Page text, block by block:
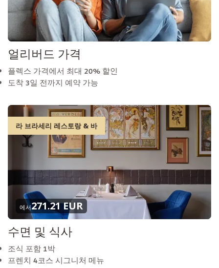
얼리버드 가격
플렉스 가격에서 최대 20% 할인
도착 3일 전까지 예약 가능
라 브라세리 레스토랑 & 바
에서271.21 EUR
수면 및 식사
조식 포함 1박
프렌치 4코스 시그니처 메뉴